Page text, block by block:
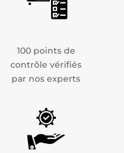
100 points de
contrôle vérifiés
par nos experts